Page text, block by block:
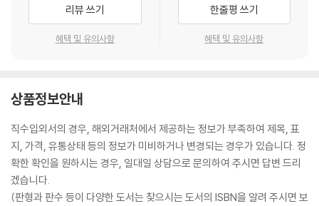
리뷰 쓰기
혜택 및 유의사항
한줄평 쓰기
혜택 및 유의사항
상품정보안내
직수입외서의 경우, 해외거래처에서 제공하는 정보가 부족하여 제목, 표
지, 가격, 유통상태 등의 정보가 미비하거나 변경되는 경우가 있습니다. 정
확한 확인을 원하시는 경우, 일대일 상담으로 문의하여 주시면 답변 드리
겠습니다.
(판형과 판수 등이 다양한 도서는 찾으시는 도서의 ISBN을 알려 주시면 보